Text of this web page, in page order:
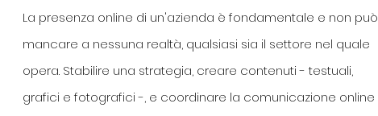
La presenza online di un'azienda è fondamentale e non può
mancare a nessuna realtà, qualsiasi sia il settore nel quale
opera. Stabilire una strategia, creare contenuti- testuali,
grafici e fotografici -, e coordinare la comunicazione online